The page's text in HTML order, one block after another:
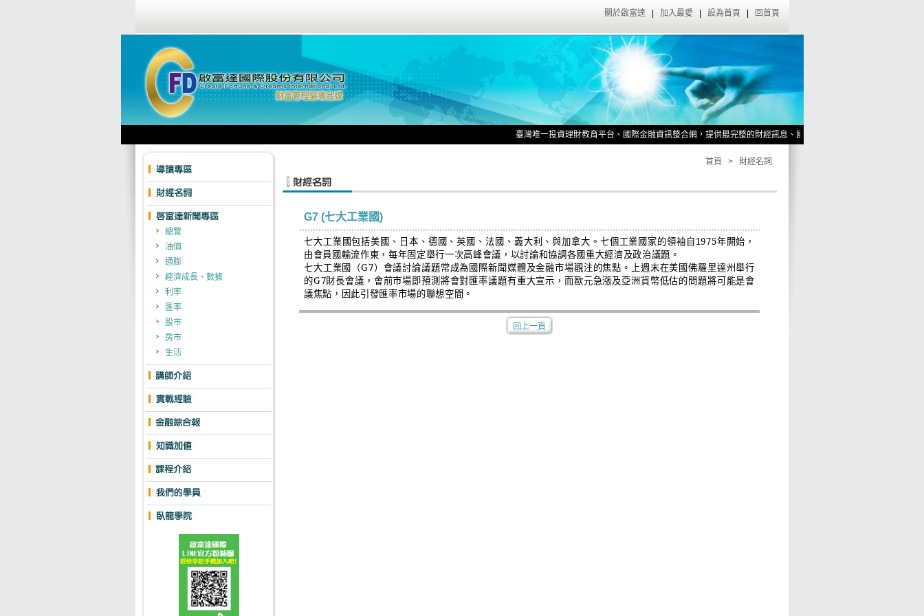
關於啟富達| 加入最愛 設為首頁 回首頁
臺灣唯一投資理財教育平台、國際金融資訊整合網，提供最完整的財經訊息、國際金融資訊給您。立即訂閱今週刊~啟富達學員獨
啟富達官網搬家了！
總覽
油價
通膨
經濟成長、數據
利率
匯率
股市
房市
生活
首頁 > 財經名詞
G7 (七大工業國)
七大工業國包括美國、日本、德國、英國、法國、義大利、與加拿大。七個工業國家的領袖自1975年閞始，
由會員國輸流作東，每年固定舉行一次高峰會議，以討論和協調各國重大經濟及政治議題。
七大工業國（G7）會議討論議題常成為國際新聞媒體及金融市場觀注的焦點。上週末在美國佛羅里達州舉行
的G7財長會議，會前市場即預測將會對匯率議題有重大宣示，而歐元急漲及亞洲貨幣低估的問題將可能是會
議焦點，因此引發匯率市場的聯想空間。